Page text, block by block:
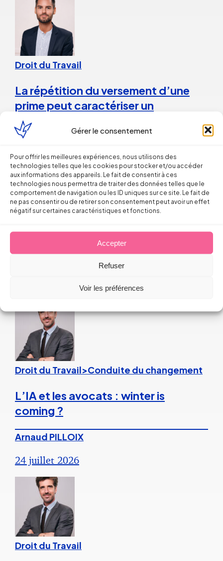
Gérer le consentement
Pour offrir les meilleures expériences, nous utilisons des
technologies telles que les cookies pour stocker et/ou accéder
aux informations des appareils. Le fait de consentir à ces
technologies nous permettra de traiter des données telles que le
comportement de navigation ou les ID uniques sur ce site. Le fait de
ne pas consentir ou de retirer son consentement peut avoir un effet
négatif sur certaines caractéristiques et fonctions.
Accepter
Refuser
Voir les préférences
Droit du Travail
La répétition du versement d’une
prime peut caractériser un
engagement unilatéral de
l’employeur
28 juillet 2026
Droit du Travail>Conduite du changement
aux incendies
Droit du Travail>Conduite du changement
L’IA et les avocats : winter is
coming ?
Arnaud PILLOIX
24 juillet 2026
Droit du Travail